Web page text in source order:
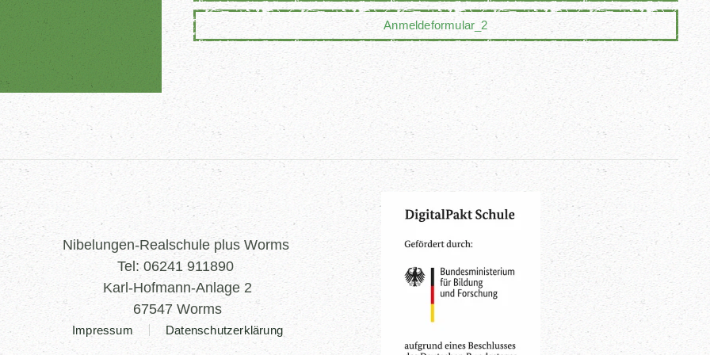
Anmeldeformular_2
Nibelungen-Realschule plus Worms
Tel: 06241 911890
Karl-Hofmann-Anlage 2
67547 Worms
Impressum Datenschutzerklärung